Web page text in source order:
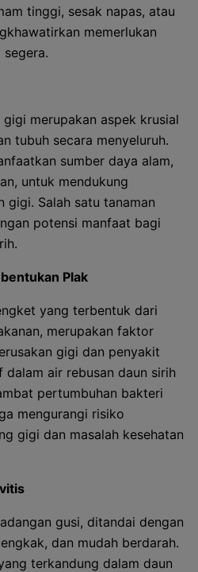
tinggi, sesak napas, atau
memerlukan
segera.
gigi merupakan aspek krusial
tubuh secara menyeluruh.
sumber daya alam,
untuk mendukung
gigi. Salah satu tanaman
potensi manfaat bagi
Plak
yang terbentuk dari
merupakan faktor
gigi dan penyakit
dalam air rebusan daun sirih
pertumbuhan bakteri
mengurangi risiko
gigi dan masalah kesehatan
gusi, ditandai dengan
dan mudah berdarah.
terkandung dalam daun